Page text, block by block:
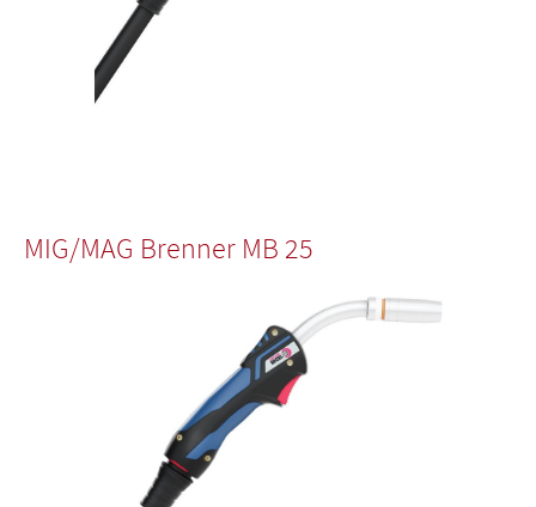
MIG/MAG Brenner MB 25